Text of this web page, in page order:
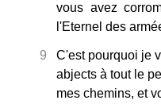
vous avez
l'Eternel des
9
C'est pourquoi je
abjects à tout le
mes chemins, et